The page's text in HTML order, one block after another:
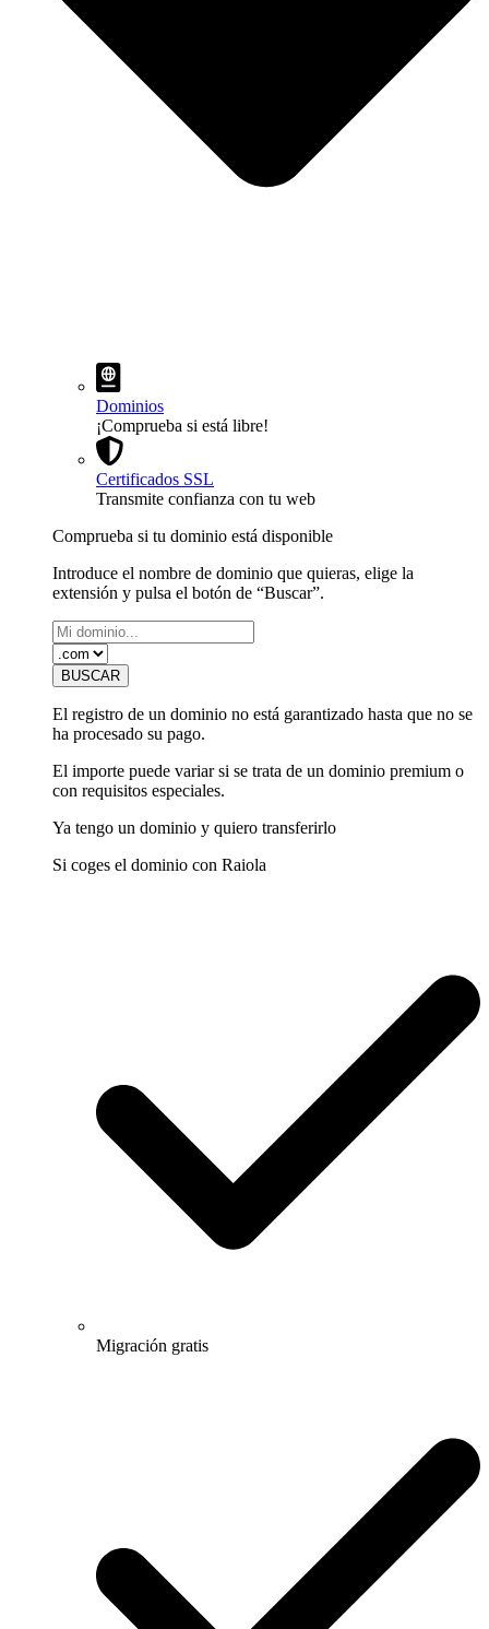
Dominios
¡Comprueba si está libre!
Certificados SSL
Transmite confianza con tu web
Comprueba si tu dominio está disponible
Introduce el nombre de dominio que quieras, elige la
extensión y pulsa el botón de “Buscar”.
El registro de un dominio no está garantizado hasta que no se
ha procesado su pago.
El importe puede variar si se trata de un dominio premium o
con requisitos especiales.
Ya tengo un dominio y quiero transferirlo
Si coges el dominio con Raiola
Migración gratis